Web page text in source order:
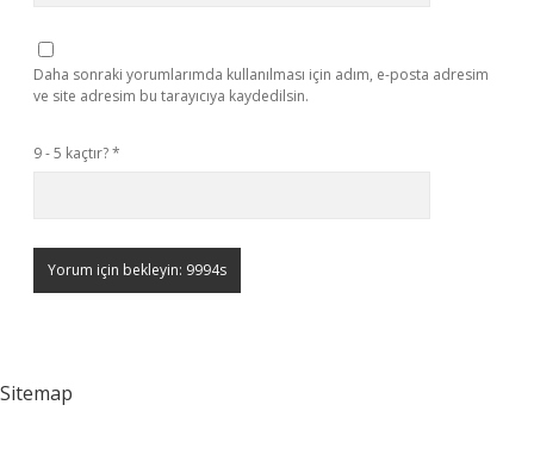
Daha sonraki yorumlarımda kullanılması için adım, e-posta adresim
ve site adresim bu tarayıcıya kaydedilsin.
9 - 5 kaçtır?*
Sitemap